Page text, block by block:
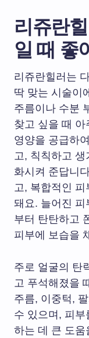
리쥬란
일 때 좋
리쥬란힐러는
딱 맞는 시술이
주름이나 수분
찾고 싶을 때
영양을 공급하
고, 칙칙하고
화시켜 준답니
고, 복합적인 피
돼요. 늘어진 피
부터 탄탄하고
피부에 보습을
주로 얼굴의 탄
고 푸석해졌을
주름, 이중턱,
수 있으며, 피부
하는 데 큰 도움